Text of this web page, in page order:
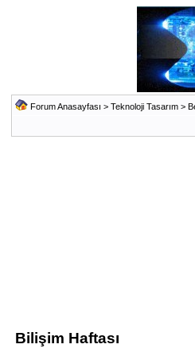
Forum Anasayfası > Teknoloji Tasarım>
Bilişim Haftası